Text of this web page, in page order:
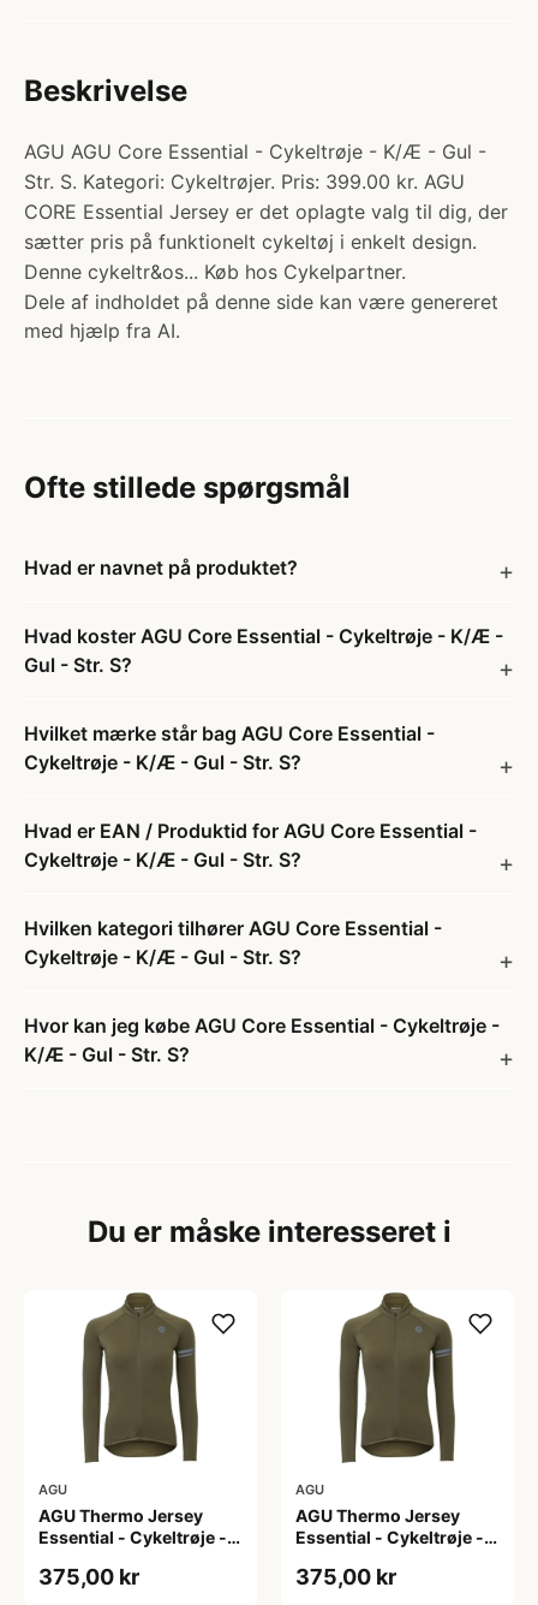
Beskrivelse
AGU AGU Core Essential - Cykeltrøje - K/Æ - Gul -
Str. S. Kategori: Cykeltrøjer. Pris: 399.00 kr. AGU
CORE Essential Jersey er det oplagte valg til dig, der
sætter pris på funktionelt cykeltøj i enkelt design.
Denne cykeltr&os... Køb hos Cykelpartner.
Dele af indholdet på denne side kan være genereret
med hjælp fra AI.
Ofte stillede spørgsmål
Hvad er navnet på produktet?
Hvad koster AGU Core Essential - Cykeltrøje - K/Æ -
Gul - Str. S?
Hvilket mærke står bag AGU Core Essential -
Cykeltrøje - K/Æ - Gul - Str. S?
Hvad er EAN / Produktid for AGU Core Essential -
Cykeltrøje - K/Æ - Gul - Str. S?
Hvilken kategori tilhører AGU Core Essential -
Cykeltrøje - K/Æ - Gul - Str. S?
Hvor kan jeg købe AGU Core Essential - Cykeltrøje -
K/Æ - Gul - Str. S?
Du er måske interesseret i
AGU
AGU Thermo Jersey
Essential - Cykeltrøje -
L
375,00 kr
AGU
AGU Thermo Jersey
Essential - Cykeltrøje -
M
375,00 kr